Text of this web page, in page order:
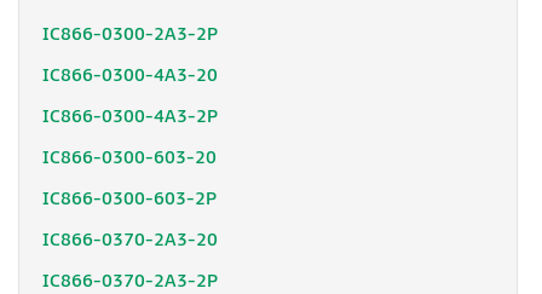
IC866-0300-2A3-2P
IC866-0300-4A3-20
IC866-0300-4A3-2P
IC866-0300-603-20
IC866-0300-603-2P
IC866-0370-2A3-20
IC866-0370-2A3-2P